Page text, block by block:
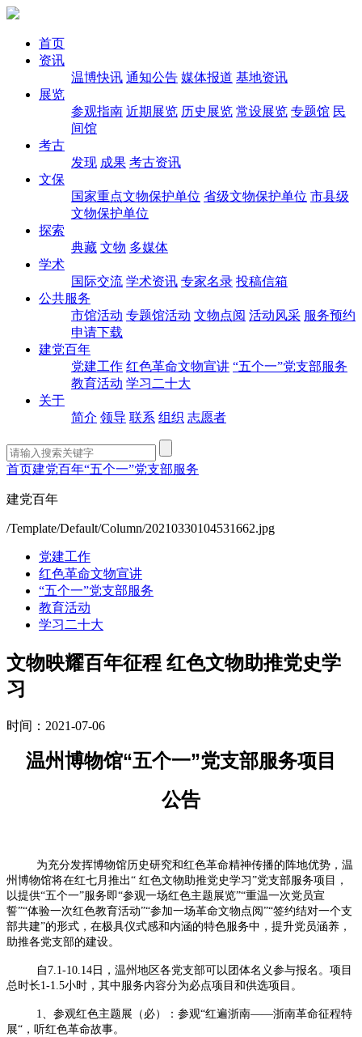
首页
资讯
温博快讯 通知公告 媒体报道 基地资讯
展览
参观指南 近期展览 历史展览 常设展览 专题馆 民
间馆
考古
发现 成果 考古资讯
文保
国家重点文物保护单位 省级文物保护单位 市县级
文物保护单位
探索
典藏 文物 多媒体
学术
国际交流 学术资讯 专家名录 投稿信箱
公共服务
市馆活动 专题馆活动 文物点阅 活动风采 服务预约
申请下载
建党百年
党建工作 红色革命文物宣讲 “五个一”党支部服务
教育活动 学习二十大
关于
简介 领导 联系 组织 志愿者
首页建党百年“五个一”党支部服务
建党百年
/Template/Default/Column/20210330104531662.jpg
党建工作
红色革命文物宣讲
“五个一”党支部服务
教育活动
学习二十大
文物映耀百年征程 红色文物助推党史学
习
时间：2021-07-06
温州博物馆“五个一”党支部服务项目
公告
为充分发挥博物馆历史研究和红色革命精神传播的阵地优势，温
州博物馆将在红七月推出“ 红色文物助推党史学习”党支部服务项目，
以提供“五个一”服务即“参观一场红色主题展览”“重温一次党员宣
誓”“体验一次红色教育活动”“参加一场革命文物点阅”“签约结对一个支
部共建”的形式，在极具仪式感和内涵的特色服务中，提升党员涵养，
助推各党支部的建设。
自7.1-10.14日，温州地区各党支部可以团体名义参与报名。项目
总时长1-1.5小时，其中服务内容分为必点项目和供选项目。
1、参观红色主题展（必）：参观“红遍浙南——浙南革命征程特
展“，听红色革命故事。